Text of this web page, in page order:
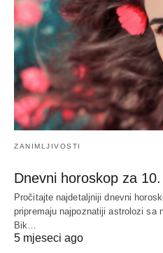
ZANIMLJIVOSTI
Dnevni horoskop za
Pročitajte najdetaljniji dnevni
pripremaju najpoznatiji astrolozi sa
Bik…
5 mjeseci ago